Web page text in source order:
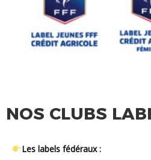
NOS CLUBS
Les labels fédéraux :